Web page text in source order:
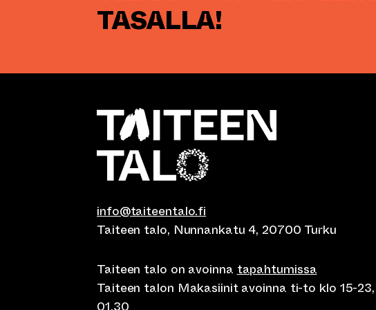
TASALLA!
info@taiteentalo.fi
Taiteen talo, Nunnankatu 4, 20700 Turku
Taiteen talo on avoinna tapahtumissa
Taiteen talon Makasiinit avoinna ti-to klo 15-